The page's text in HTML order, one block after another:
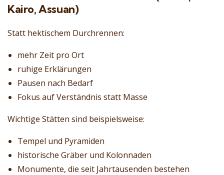
Kairo, Assuan)
Statt hektischem Durchrennen:
mehr Zeit pro Ort
ruhige Erklärungen
Pausen nach Bedarf
Fokus auf Verständnis statt Masse
Wichtige Stätten sind beispielsweise:
Tempel und Pyramiden
historische Gräber und Kolonnaden
Monumente, die seit Jahrtausenden bestehen